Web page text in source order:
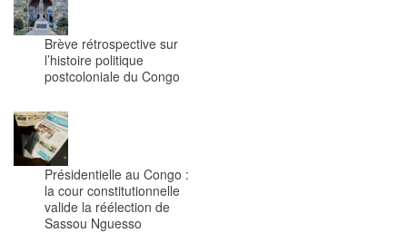
Brève rétrospective sur
l’histoire politique
postcoloniale du Congo
Présidentielle au Congo :
la cour constitutionnelle
valide la réélection de
Sassou Nguesso